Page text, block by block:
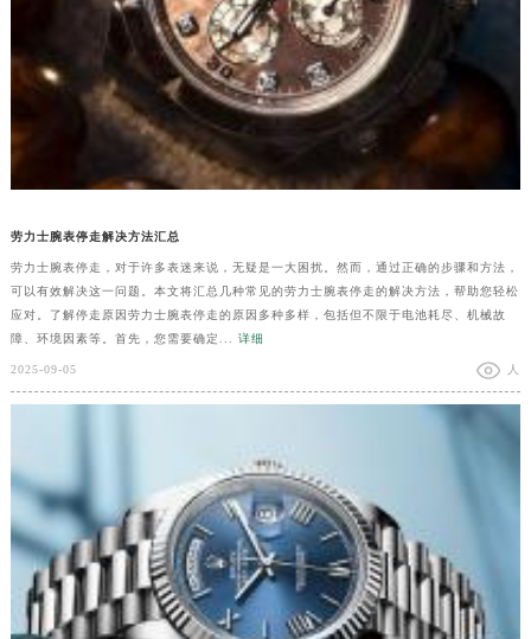
劳力士腕表停走解决方法汇总
劳力士腕表停走，对于许多表迷来说，无疑是一大困扰。然而，通过正确的步骤和方法，
可以有效解决这一问题。本文将汇总几种常见的劳力士腕表停走的解决方法，帮助您轻松
应对。了解停走原因劳力士腕表停走的原因多种多样，包括但不限于电池耗尽、机械故
障、环境因素等。首先，您需要确定... 详细
2025-09-05 人